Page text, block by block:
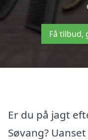
Få tilbud,
Er du på jagt
Søvang?